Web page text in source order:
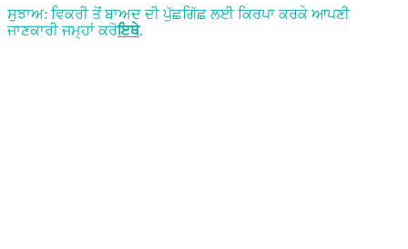
ਸੁਝਾਅ: ਵਿਕਰੀ ਤੋਂ ਬਾਅਦ ਦੀ ਪੁੱਛਗਿੱਛ ਲਈ ਕਿਰਪਾ ਕਰਕੇ ਆਪਣੀ
ਜਾਣਕਾਰੀ ਜਮ੍ਹਾਂ ਕਰੋਇਥੇ.